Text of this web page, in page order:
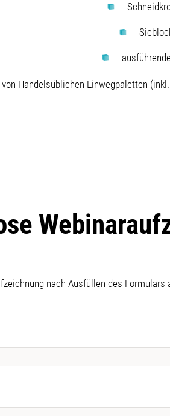
von Handelsüblichen Einwegpaletten
nach Ausfüllen des